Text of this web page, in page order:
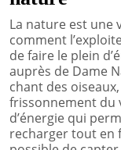
La nature est une
comment
de faire le plein
auprès de Dame
chant des
frissonnement du
d’énergie qui
recharger tout en